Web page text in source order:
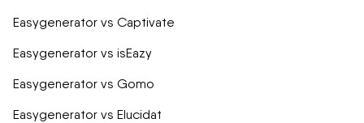
Easygenerator vs Captivate
Easygenerator vs isEazy
Easygenerator vs Gomo
Easygenerator vs Elucidat